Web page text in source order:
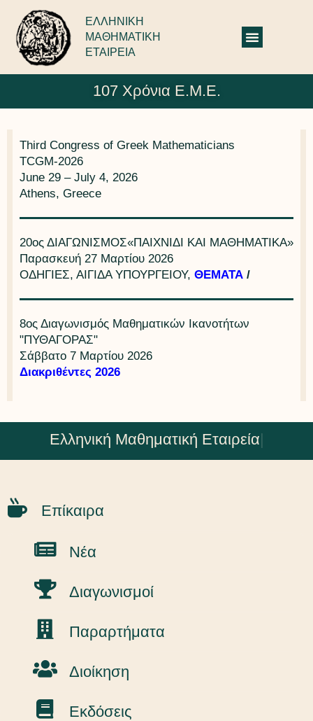
ΕΛΛΗΝΙΚΗ
ΜΑΘΗΜΑΤΙΚΗ
ΕΤΑΙΡΕΙΑ
107 Χρόνια Ε.Μ.Ε.
Third Congress of Greek Mathematicians
TCGM-2026
June 29 – July 4, 2026
Athens, Greece
20ος ΔΙΑΓΩΝΙΣΜΟΣ«ΠΑΙΧΝΙΔΙ ΚΑΙ ΜΑΘΗΜΑΤΙΚΑ»
Παρασκευή 27 Μαρτίου 2026
ΟΔΗΓΙΕΣ, ΑΙΓΙΔΑ ΥΠΟΥΡΓΕΙΟΥ, ΘΕΜΑΤΑ /
8ος Διαγωνισμός Μαθηματικών Ικανοτήτων
"ΠΥΘΑΓΟΡΑΣ"
Σάββατο 7 Μαρτίου 2026
Διακριθέντες 2026
Ελληνική Μαθηματική Εταιρεία|
Επίκαιρα
Νέα
Διαγωνισμοί
Παραρτήματα
Διοίκηση
Εκδόσεις